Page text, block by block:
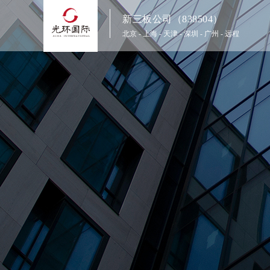
新三板公司（838504）
北京 - 上海 - 天津 - 深圳 - 广州 - 远程